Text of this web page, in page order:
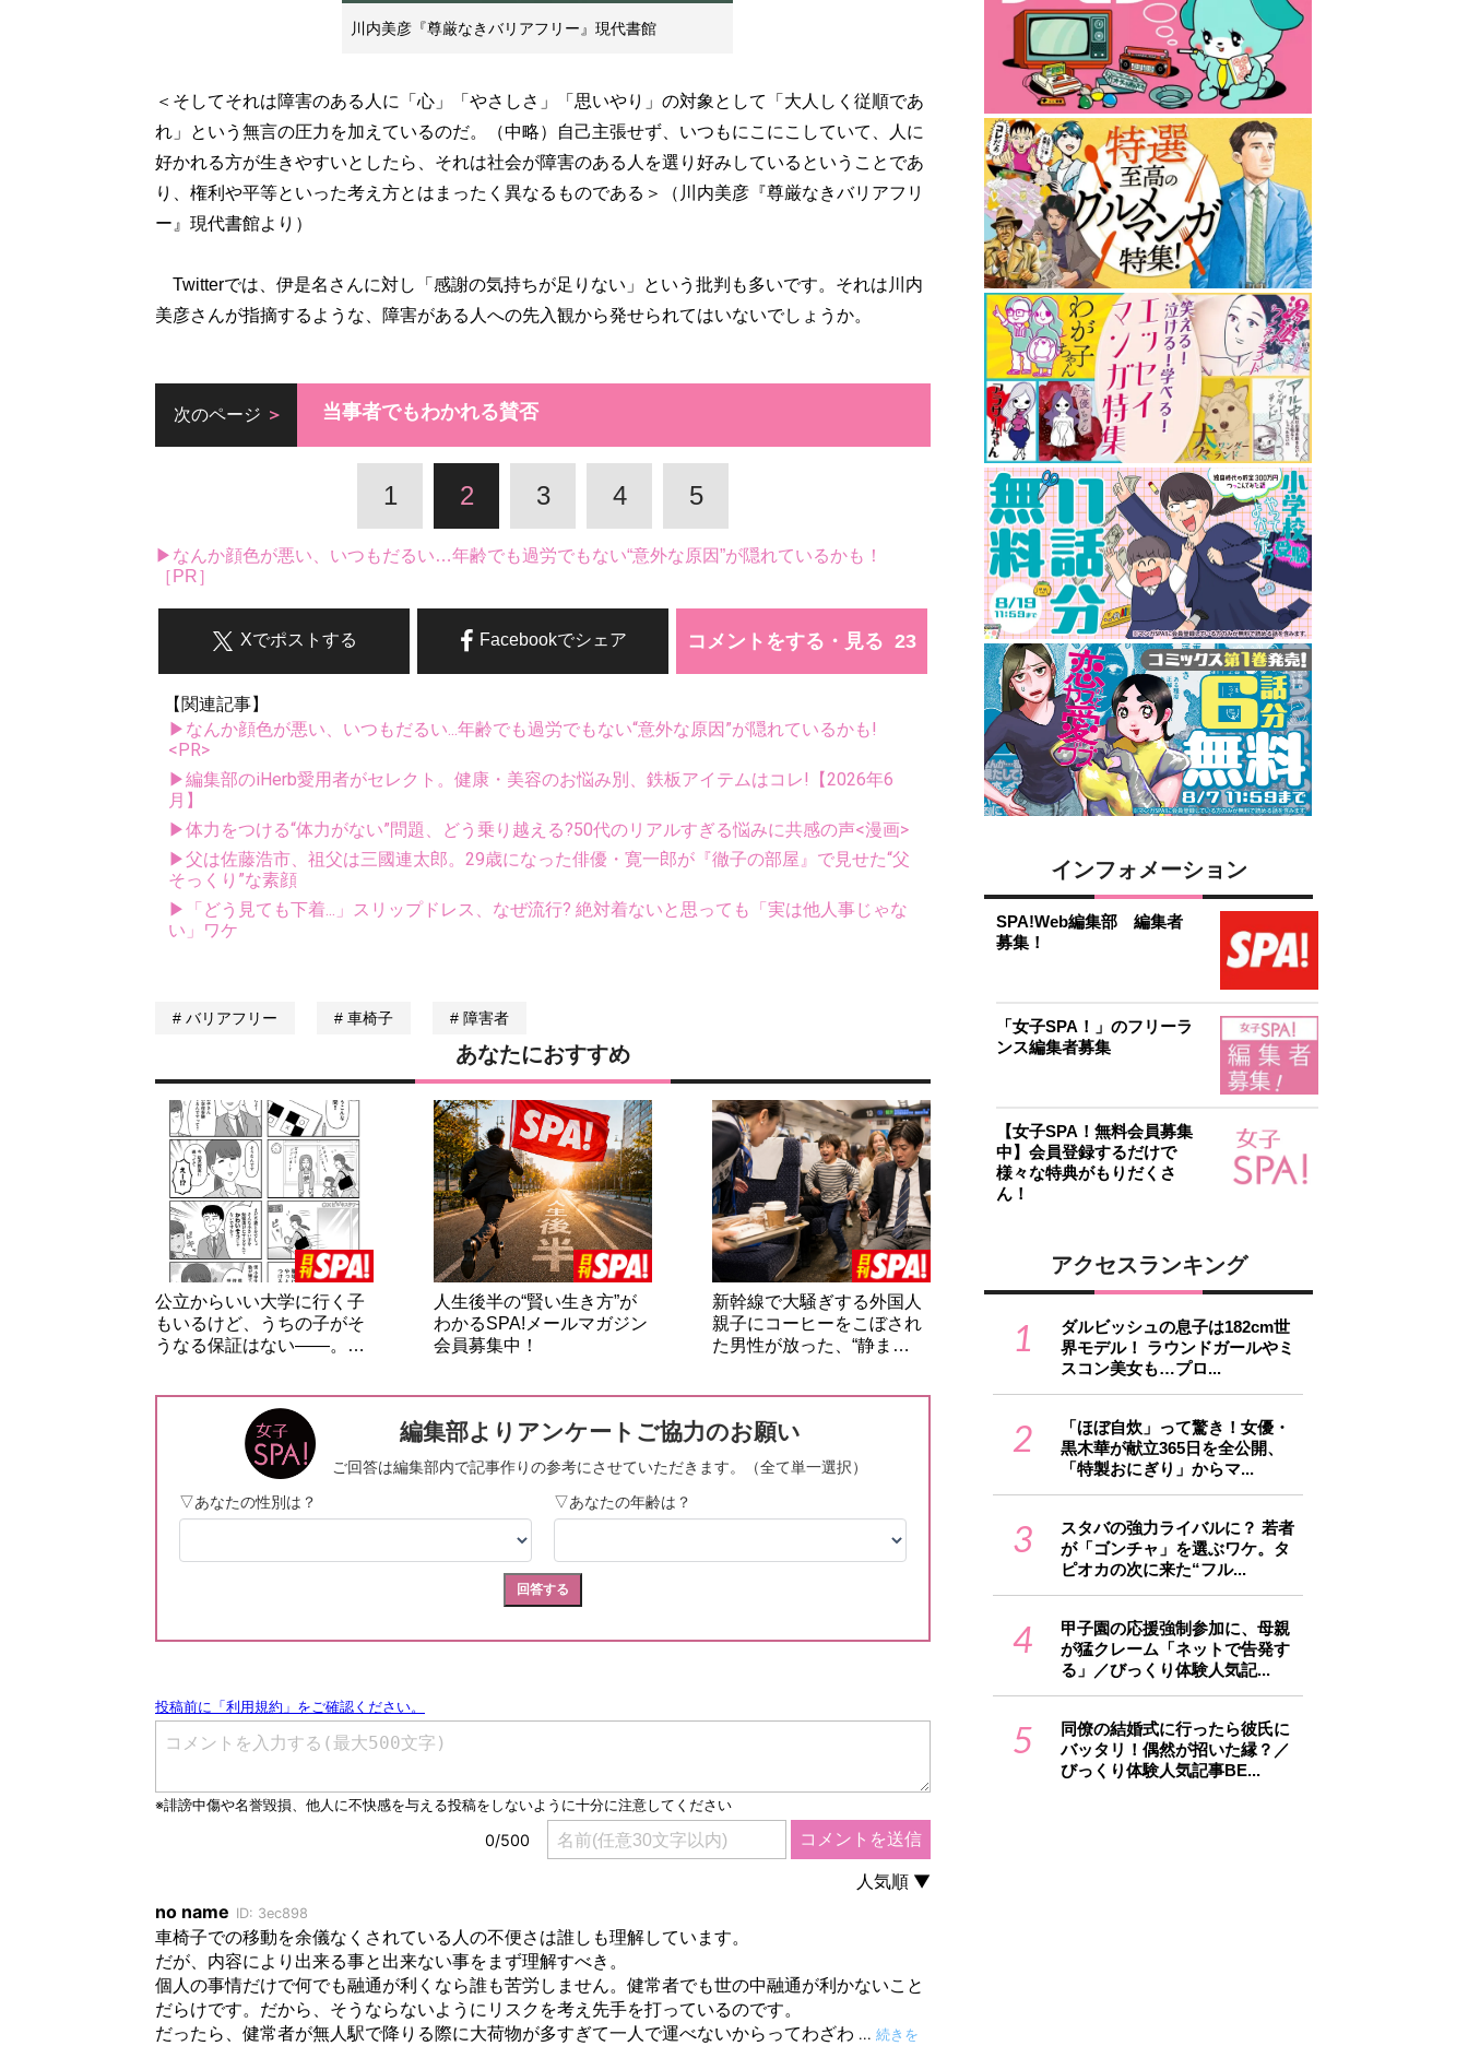
川内美彦『尊厳なきバリアフリー』現代書館
＜そしてそれは障害のある人に「心」「やさしさ」「思いやり」の対象として「大人しく従順であ
れ」という無言の圧力を加えているのだ。（中略）自己主張せず、いつもにこにこしていて、人に
好かれる方が生きやすいとしたら、それは社会が障害のある人を選り好みしているということであ
り、権利や平等といった考え方とはまったく異なるものである＞（川内美彦『尊厳なきバリアフリ
ー』現代書館より）
Twitterでは、伊是名さんに対し「感謝の気持ちが足りない」という批判も多いです。それは川内
美彦さんが指摘するような、障害がある人への先入観から発せられてはいないでしょうか。
次のページ 当事者でもわかれる賛否
1 2 3 4 5
▶なんか顔色が悪い、いつもだるい…年齢でも過労でもない“意外な原因”が隠れているかも！
［PR］
コメントをする・見る
Facebookでシェア
Xでポストする
【関連記事】
▶なんか顔色が悪い、いつもだるい...年齢でも過労でもない“意外な原因”が隠れているかも!
<PR>
▶編集部のiHerb愛用者がセレクト。健康・美容のお悩み別、鉄板アイテムはコレ!【2026年6
月】
▶体力をつける“体力がない”問題、どう乗り越える?50代のリアルすぎる悩みに共感の声<漫画>
▶父は佐藤浩市、祖父は三國連太郎。29歳になった俳優・寛一郎が『徹子の部屋』で見せた“父
そっくり”な素顔
▶「どう見ても下着...」スリップドレス、なぜ流行? 絶対着ないと思っても「実は他人事じゃな
い」ワケ
バリアフリー 車椅子 障害者
あなたにおすすめ
公立からいい大学に行く子
もいるけど、うちの子がそ
うなる保証はない――。…
人生後半の“賢い生き方”が
わかるSPA!メールマガジン
会員募集中！
新幹線で大騒ぎする外国人
親子にコーヒーをこぼされ
た男性が放った、“静ま…
インフォメーション
SPA!Web編集部 編集者
募集！
「女子SPA！」のフリーラ
ンス編集者募集
【女子SPA！無料会員募集
中】会員登録するだけで
様々な特典がもりだくさ
ん！
アクセスランキング
1
ダルビッシュの息子は182cm世
界モデル！ ラウンドガールやミ
スコン美女も…プロ...
2
「ほぼ自炊」って驚き！女優・
黒木華が献立365日を全公開、
「特製おにぎり」からマ...
3
スタバの強力ライバルに？ 若者
が「ゴンチャ」を選ぶワケ。タ
ピオカの次に来た“フル...
4
甲子園の応援強制参加に、母親
が猛クレーム「ネットで告発す
る」／びっくり体験人気記...
5
同僚の結婚式に行ったら彼氏に
バッタリ！偶然が招いた縁？／
びっくり体験人気記事BE...